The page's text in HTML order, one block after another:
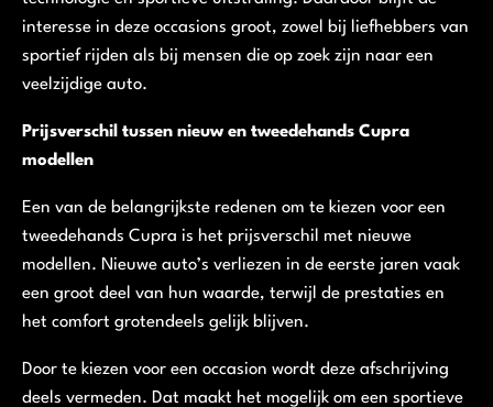
interesse in deze occasions groot, zowel bij liefhebbers van
sportief rijden als bij mensen die op zoek zijn naar een
veelzijdige auto.
Prijsverschil tussen nieuw en tweedehands Cupra
modellen
Een van de belangrijkste redenen om te kiezen voor een
tweedehands Cupra is het prijsverschil met nieuwe
modellen. Nieuwe auto’s verliezen in de eerste jaren vaak
een groot deel van hun waarde, terwijl de prestaties en
het comfort grotendeels gelijk blijven.
Door te kiezen voor een occasion wordt deze afschrijving
deels vermeden. Dat maakt het mogelijk om een sportieve